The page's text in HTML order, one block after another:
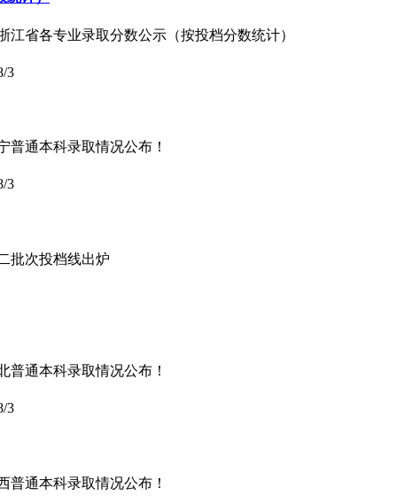
省各专业录取分数公示（按投档分数统计）
3
普通本科录取情况公布！
3
批次投档线出炉
普通本科录取情况公布！
3
普通本科录取情况公布！